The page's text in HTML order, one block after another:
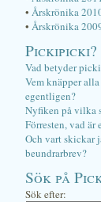
• Årskrönika
• Årskrönika
Pickipicki?
Vad betyder
Vem knäpper
egentligen?
Nyfiken på vilka
Förresten, vad
Och vart skickar
beundrarbrev?
Sök på
Sök efter: